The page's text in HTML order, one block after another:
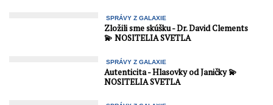
SPRÁVY Z GALAXIE
Zložili sme skúšku - Dr. David Clements
💫 NOSITELIA SVETLA
SPRÁVY Z GALAXIE
Autenticita - Hlasovky od Janičky 💫
NOSITELIA SVETLA